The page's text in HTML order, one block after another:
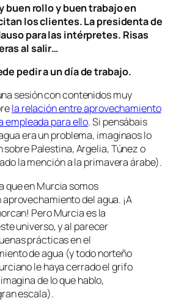
buen rollo y buen trabajo en
los clientes. La presidenta de
para las intérpretes. Risas
al salir…
pedir a un día de trabajo.
sesión con contenidos muy
la relación entre aprovechamiento
empleada para ello. Si pensábais
era un problema, imaginaos lo
sobre Palestina, Argelia, Túnez o
la mención a la primavera árabe).
que en Murcia somos
del agua. ¡A
Pero Murcia es la
universo, y al parecer
prácticas en el
de agua (y todo norteño
le haya cerrado el grifo
de lo que hablo,
escala).